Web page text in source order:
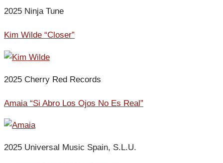
2025 Ninja Tune
Kim Wilde “Closer”
2025 Cherry Red Records
Amaia “Si Abro Los Ojos No Es Real”
2025 Universal Music Spain, S.L.U.